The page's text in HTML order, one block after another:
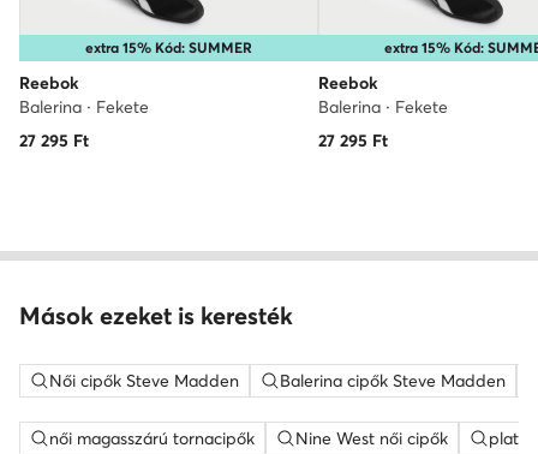
extra 15% Kód: SUMMER
Reebok
Balerina · Fekete
27 295 Ft
extra 15% Kód:
Reebok
Balerina · Fekete
27 295 Ft
Mások ezeket is keresték
Női cipők Steve Madden Balerina cipők Steve Madden
női magasszárú tornacipők Nine West női cipők